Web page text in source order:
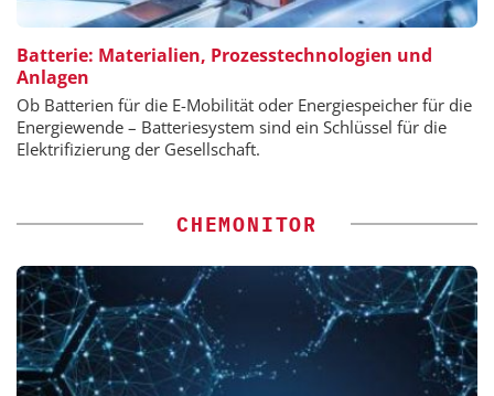
Batterie: Materialien, Prozesstechnologien und
Anlagen
Ob Batterien für die E-Mobilität oder Energiespeicher für die
Energiewende – Batteriesystem sind ein Schlüssel für die
Elektrifizierung der Gesellschaft.
CHEMONITOR